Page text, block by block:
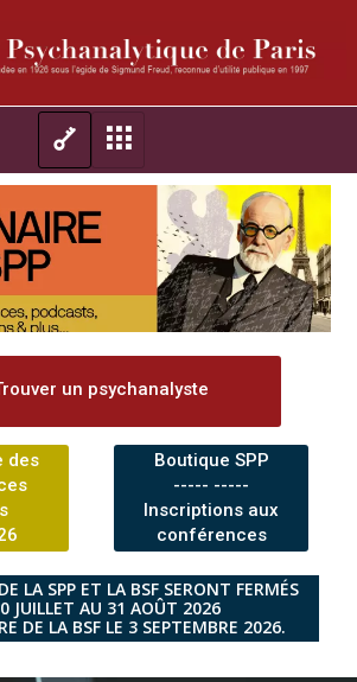
un psychanalyste
des
Boutique SPP
----- -----
Inscriptions aux
conférences
LA SPP ET LA BSF SERONT FERMÉS
JUILLET AU 31 AOÛT 2026
DE LA BSF LE 3 SEPTEMBRE 2026.